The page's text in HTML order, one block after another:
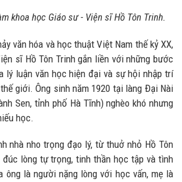
khoa học Giáo sư - Viện sĩ Hồ Tôn Trinh.
văn hóa và học thuật Việt Nam thế kỷ XX,
sĩ Hồ Tôn Trinh gắn liền với những bước
lý luận văn học hiện đại và sự hội nhập trí
giới. Ông sinh năm 1920 tại làng Đại Nài
Sen, tỉnh phố Hà Tĩnh) nghèo khó nhưng
học.
nho trọng đạo lý, từ thuở nhỏ Hồ Tôn
lòng tự trọng, tinh thần học tập và tình
ông là người nặng lòng với học vấn, mẹ là